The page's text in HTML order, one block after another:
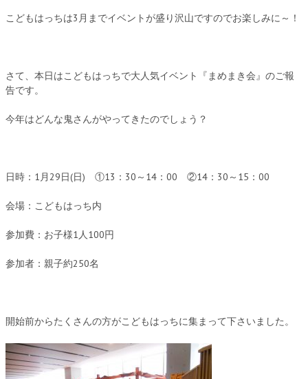
こどもはっちは3月までイベントが盛り沢山ですのでお楽しみに～！
さて、本日はこどもはっちで大人気イベント『まめまき会』のご報
告です。
今年はどんな鬼さんがやってきたのでしょう？
日時：1月29日(日) ①13：30～14：00 ②14：30～15：00
会場：こどもはっち内
参加費：お子様1人100円
参加者：親子約250名
開始前からたくさんの方がこどもはっちに集まって下さいました。